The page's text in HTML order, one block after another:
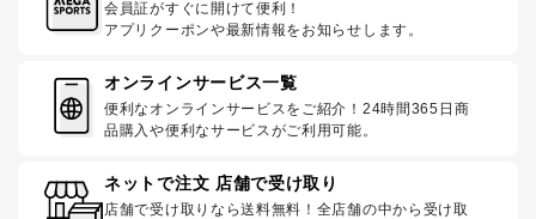
会員証がすぐに開けて便利！
アプリクーポンや最新情報をお知らせします。
オンラインサービス一覧
便利なオンラインサービスをご紹介！24時間365日商
品購入や便利なサービスがご利用可能。
ネットで注文 店舗で受け取り
店舗で受け取りなら送料無料！全店舗の中から受け取